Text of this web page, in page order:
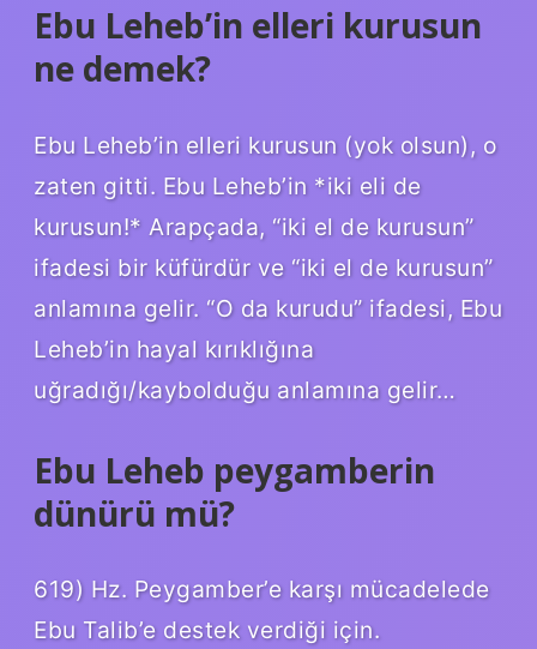
Ebu Leheb’in elleri kurusun
ne demek?
Ebu Leheb’in elleri kurusun (yok olsun), o
zaten gitti. Ebu Leheb’in *iki eli de
kurusun!* Arapçada, “iki el de kurusun”
ifadesi bir küfürdür ve “iki el de kurusun”
anlamına gelir. “O da kurudu” ifadesi, Ebu
Leheb’in hayal kırıklığına
uğradığı/kaybolduğu anlamına gelir…
Ebu Leheb peygamberin
dünürü mü?
619) Hz. Peygamber’e karşı mücadelede
Ebu Talib’e destek verdiği için.